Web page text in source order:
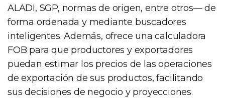
ALADI, SGP, normas de origen, entre otros— de
forma ordenada y mediante buscadores
inteligentes. Además, ofrece una calculadora
FOB para que productores y exportadores
puedan estimar los precios de las operaciones
de exportación de sus productos, facilitando
sus decisiones de negocio y proyecciones.